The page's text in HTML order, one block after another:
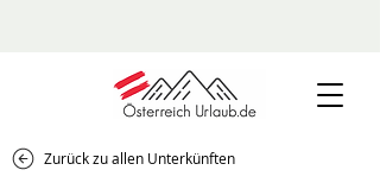
Zurück zu allen Unterkünften